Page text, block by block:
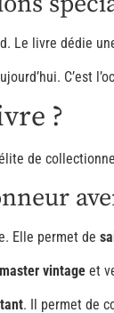
Le livre dédie
C’est
?
de
Elle permet de
vintage et
. Il permet de